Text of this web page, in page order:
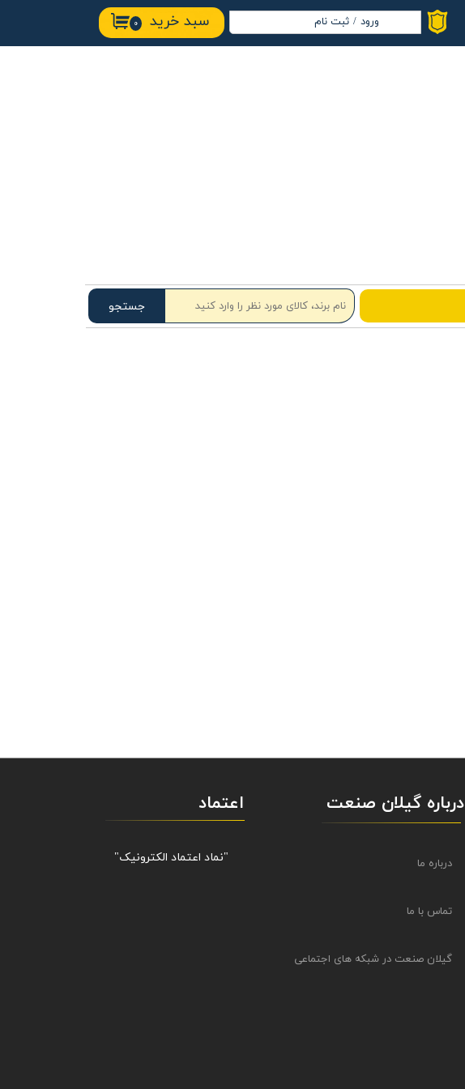
۰ سبد خرید ورود / ثبت نام
حساب کاربری من
جستجو
اعتماد
"نماد اعتماد الکترونیک​​​​​​​"
درباره گیلان صنعت
درباره ما
تماس با ما
گیلان صنعت در شبکه های اجتماعی